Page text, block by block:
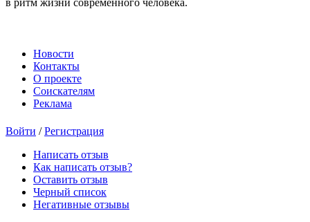
Новости
Контакты
О проекте
Соискателям
Реклама
Войти /Регистрация
Написать отзыв
Как написать отзыв?
Оставить отзыв
Черный список
Негативные отзывы